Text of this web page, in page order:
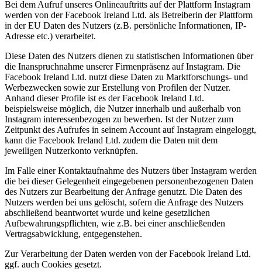
Bei dem Aufruf unseres Onlineauftritts auf der Plattform Instagram
werden von der Facebook Ireland Ltd. als Betreiberin der Plattform
in der EU Daten des Nutzers (z.B. persönliche Informationen, IP-
Adresse etc.) verarbeitet.
Diese Daten des Nutzers dienen zu statistischen Informationen über
die Inanspruchnahme unserer Firmenpräsenz auf Instagram. Die
Facebook Ireland Ltd. nutzt diese Daten zu Marktforschungs- und
Werbezwecken sowie zur Erstellung von Profilen der Nutzer.
Anhand dieser Profile ist es der Facebook Ireland Ltd.
beispielsweise möglich, die Nutzer innerhalb und außerhalb von
Instagram interessenbezogen zu bewerben. Ist der Nutzer zum
Zeitpunkt des Aufrufes in seinem Account auf Instagram eingeloggt,
kann die Facebook Ireland Ltd. zudem die Daten mit dem
jeweiligen Nutzerkonto verknüpfen.
Im Falle einer Kontaktaufnahme des Nutzers über Instagram werden
die bei dieser Gelegenheit eingegebenen personenbezogenen Daten
des Nutzers zur Bearbeitung der Anfrage genutzt. Die Daten des
Nutzers werden bei uns gelöscht, sofern die Anfrage des Nutzers
abschließend beantwortet wurde und keine gesetzlichen
Aufbewahrungspflichten, wie z.B. bei einer anschließenden
Vertragsabwicklung, entgegenstehen.
Zur Verarbeitung der Daten werden von der Facebook Ireland Ltd.
ggf. auch Cookies gesetzt.